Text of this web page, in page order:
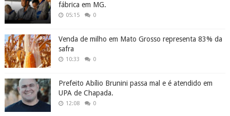
fábrica em MG.
05:15 0
Venda de milho em Mato Grosso representa 83% da
safra
10:33 0
Prefeito Abílio Brunini passa mal e é atendido em
UPA de Chapada.
12:08 0